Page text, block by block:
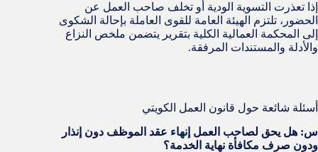
إذا تعذرت التسوية الودية أو تخلف صاحب العمل عن
الحضور، تلتزم الهيئة العامة للقوى العاملة بإحالة الشكوى
إلى المحكمة العمالية الكلية بتقرير يتضمن ملخص النزاع
والأدلة والمستندات المرفقة.
أسئلة شائعة حول قانون العمل الكويتي
س: هل يحق لصاحب العمل إنهاء عقد الموظف دون إنذار
ودون صرف مكافأة نهاية الخدمة؟